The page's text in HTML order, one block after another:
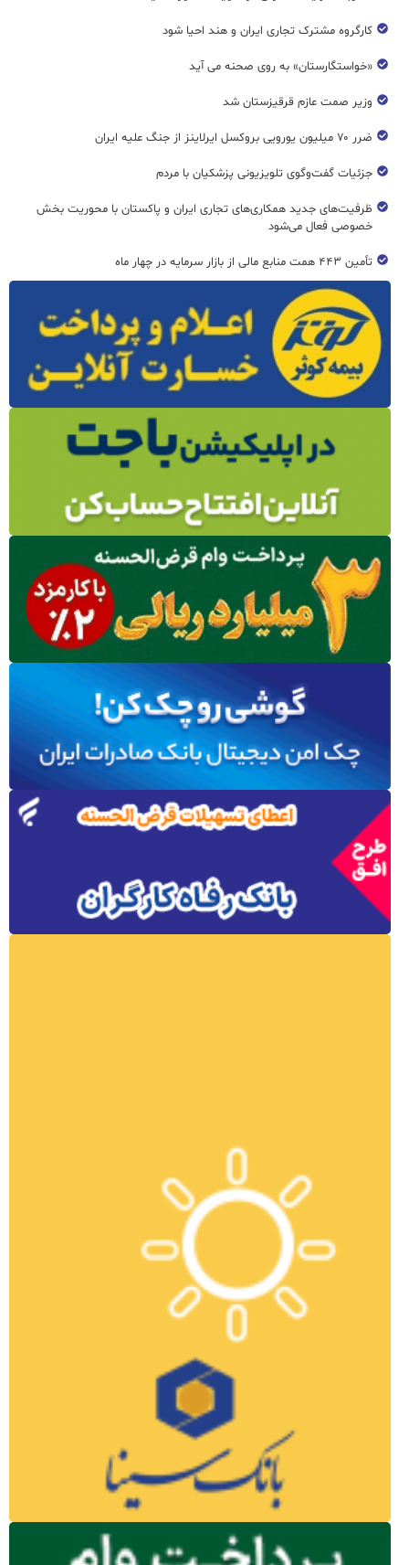
کارگروه مشترک تجاری ایران و هند احیا شود
«خواستگارستان» به روی صحنه می آید
وزیر صمت عازم قرقیزستان شد
ضرر ۷۰ میلیون یورویی بروکسل ایرلاینز از جنگ علیه ایران
جزئیات گفت‌وگوی تلویزیونی پزشکیان با مردم
ظرفیت‌های جدید همکاری‌های تجاری ایران و پاکستان با محوریت بخش
خصوصی فعال می‌شود
تأمین ۴۴۳ همت منابع مالی از بازار سرمایه در چهار ماه